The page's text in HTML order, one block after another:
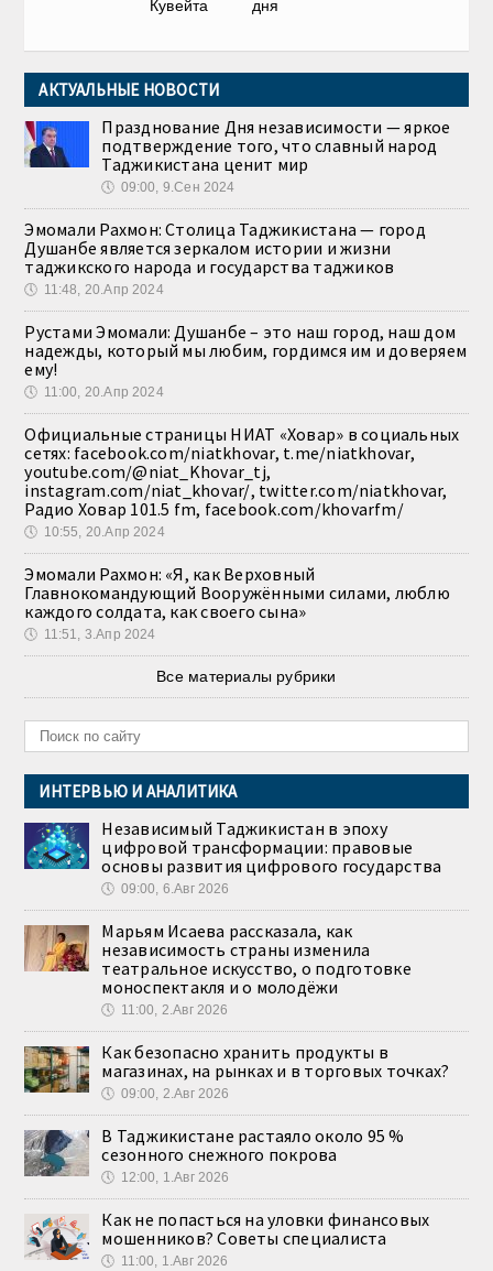
Кувейта дня
АКТУАЛЬНЫЕ НОВОСТИ
Празднование Дня независимости — яркое
подтверждение того, что славный народ
Таджикистана ценит мир
🕔 09:00, 9.Сен 2024
Эмомали Рахмон: Столица Таджикистана — город
Душанбе является зеркалом истории и жизни
таджикского народа и государства таджиков
🕔 11:48, 20.Апр 2024
Рустами Эмомали: Душанбе – это наш город, наш дом
надежды, который мы любим, гордимся им и доверяем
ему!
🕔 11:00, 20.Апр 2024
Официальные страницы НИАТ «Ховар» в социальных
сетях: facebook.com/niatkhovar, t.me/niatkhovar,
youtube.com/@niat_Khovar_tj,
instagram.com/niat_khovar/, twitter.com/niatkhovar,
Радио Ховар 101.5 fm, facebook.com/khovarfm/
🕔 10:55, 20.Апр 2024
Эмомали Рахмон: «Я, как Верховный
Главнокомандующий Вооружёнными силами, люблю
каждого солдата, как своего сына»
🕔 11:51, 3.Апр 2024
Все материалы рубрики
ИНТЕРВЬЮ И АНАЛИТИКА
Независимый Таджикистан в эпоху
цифровой трансформации: правовые
основы развития цифрового государства
🕔 09:00, 6.Авг 2026
Марьям Исаева рассказала, как
независимость страны изменила
театральное искусство, о подготовке
моноспектакля и о молодёжи
🕔 11:00, 2.Авг 2026
Как безопасно хранить продукты в
магазинах, на рынках и в торговых точках?
🕔 09:00, 2.Авг 2026
В Таджикистане растаяло около 95 %
сезонного снежного покрова
🕔 12:00, 1.Авг 2026
Как не попасться на уловки финансовых
мошенников? Советы специалиста
🕔 11:00, 1.Авг 2026